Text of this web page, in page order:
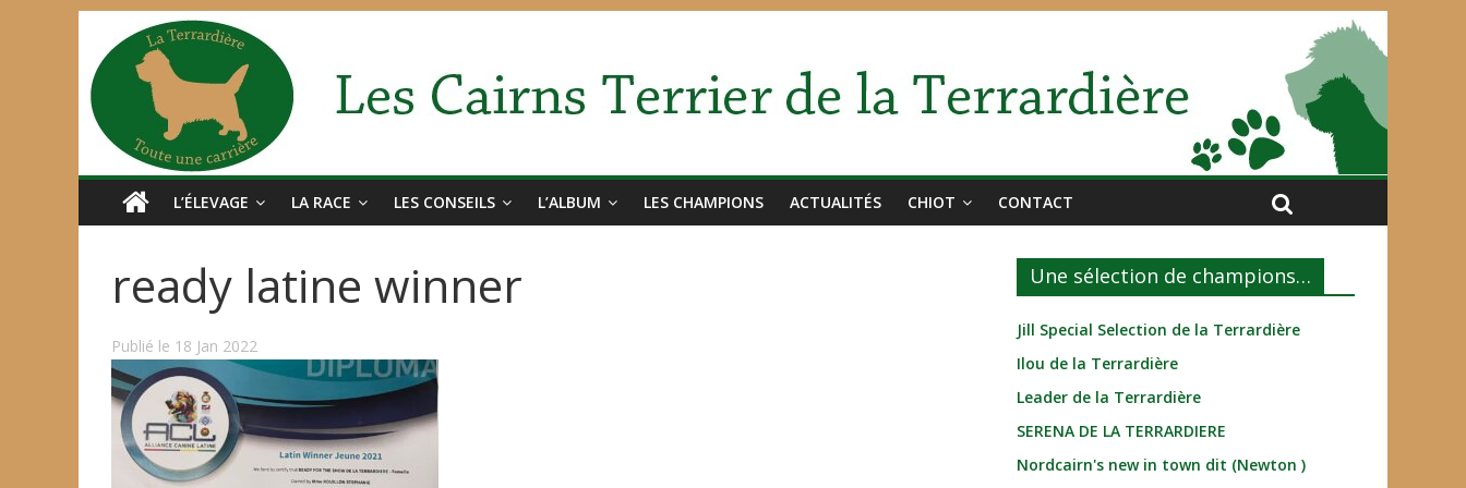
L’ÉLEVAGE LA RACE LES CONSEILS L’ALBUM LES CHAMPIONS ACTUALITÉS CHIOT CONTACT
ready latine winner
Publié le 18 Jan 2022
Une sélection de champions…
Jill Special Selection de la Terrardière
Ilou de la Terrardière
Leader de la Terrardière
SERENA DE LA TERRARDIERE
Nordcairn's new in town dit (Newton )